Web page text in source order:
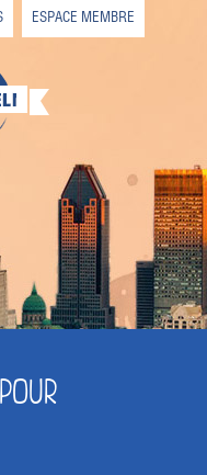
?
ESPACE MEMBRE